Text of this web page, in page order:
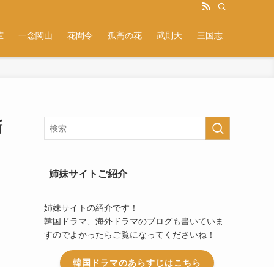
一念関山 花間令 孤高の花 武則天 三国志
姉妹サイトご紹介
姉妹サイトの紹介です！
韓国ドラマ、海外ドラマのブログも書いていま
すのでよかったらご覧になってくださいね！
韓国ドラマのあらすじはこちら